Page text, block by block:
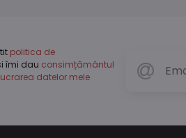
politica de
îmi dau consimțământul
datelor mele